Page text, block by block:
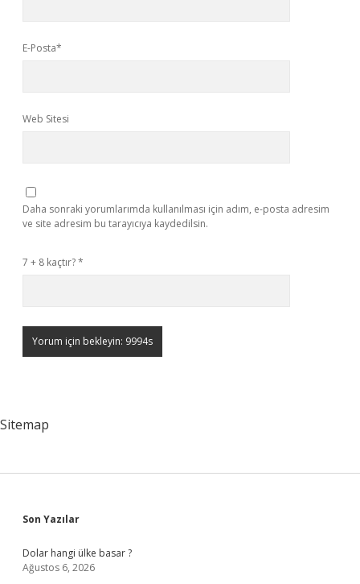
E-Posta*
Web Sitesi
Daha sonraki yorumlarımda kullanılması için adım, e-posta adresim
ve site adresim bu tarayıcıya kaydedilsin.
7 + 8 kaçtır?*
Sitemap
Sidebar
Son Yazılar
Dolar hangi ülke basar ?
Ağustos 6, 2026